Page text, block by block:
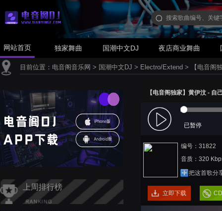
网站首页 独家舞曲 国潮中文DJ 夜店商业舞曲
目前位置： 电音阁音乐网 > 国潮中文DJ > Electro/Extend > 【电音阁
上周排行榜
【电音阁独家】黄伊汶 -
已暂停
编号：31822
音质：320
把这首歌分
立即下载